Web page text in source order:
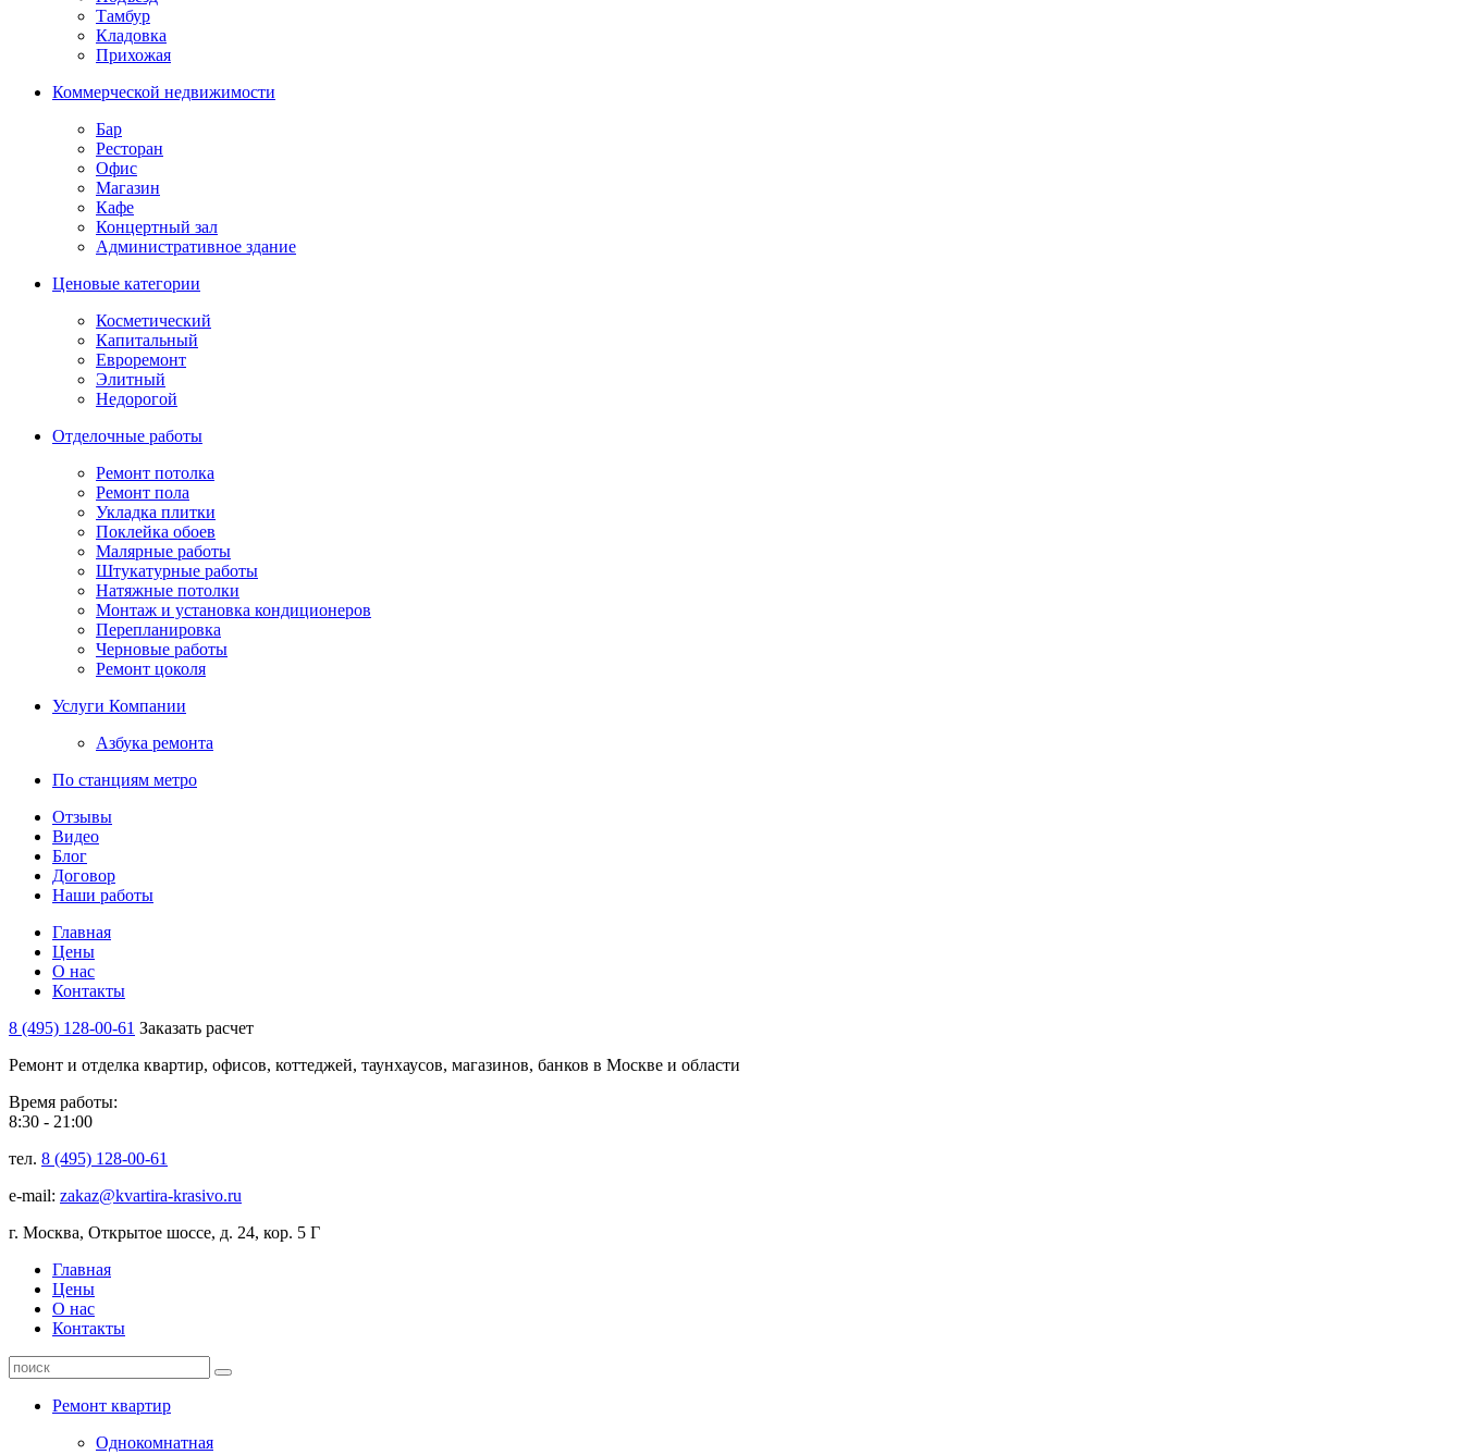
Тамбур
Кладовка
Прихожая
Коммерческой недвижимости
Бар
Ресторан
Офис
Магазин
Кафе
Концертный зал
Административное здание
Ценовые категории
Косметический
Капитальный
Евроремонт
Элитный
Недорогой
Отделочные работы
Ремонт потолка
Ремонт пола
Укладка плитки
Поклейка обоев
Малярные работы
Штукатурные работы
Натяжные потолки
Монтаж и установка кондиционеров
Перепланировка
Черновые работы
Ремонт цоколя
Услуги Компании
Азбука ремонта
По станциям метро
Отзывы
Видео
Блог
Договор
Наши работы
Главная
Цены
О нас
Контакты
8 (495) 128-00-61 Заказать расчет
Ремонт и отделка квартир, офисов, коттеджей, таунхаусов, магазинов, банков в Москве и области
Время работы:
8:30 - 21:00
тел. 8 (495) 128-00-61
e-mail: zakaz@kvartira-krasivo.ru
г. Москва, Открытое шоссе, д. 24, кор. 5 Г
Главная
Цены
О нас
Контакты
Ремонт квартир
Однокомнатная